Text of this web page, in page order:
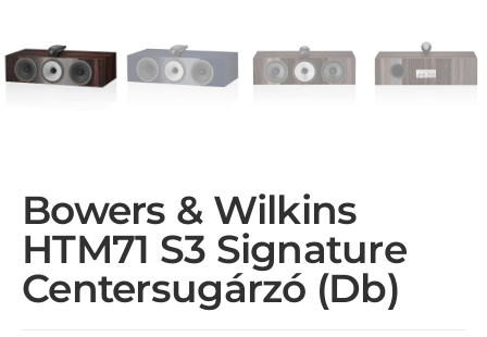
Bowers & Wilkins
HTM71 S3 Signature
Centersugárzó (db)